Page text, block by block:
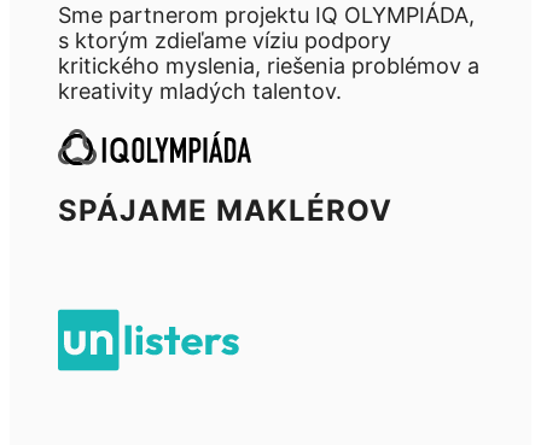
Sme partnerom projektu IQ OLYMPIÁDA,
s ktorým zdieľame víziu podpory
kritického myslenia, riešenia problémov a
kreativity mladých talentov.
SPÁJAME MAKLÉROV